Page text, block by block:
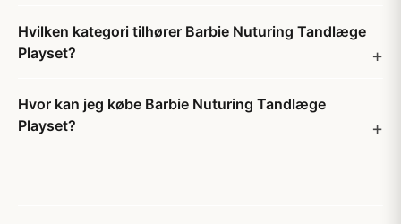
Hvilken kategori tilhører Barbie Nuturing Tandlæge
Playset?
Hvor kan jeg købe Barbie Nuturing Tandlæge
Playset?